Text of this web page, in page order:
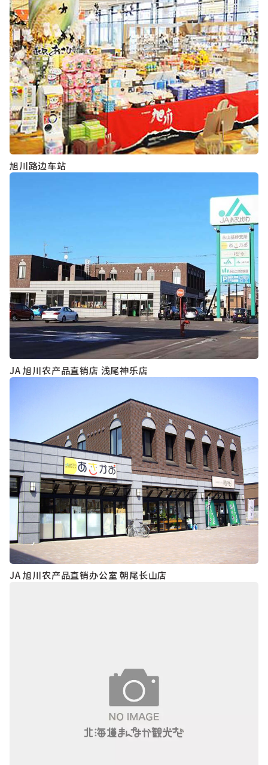
旭川路边车站
JA 旭川农产品直销店 浅尾神乐店
JA 旭川农产品直销办公室 朝尾长山店